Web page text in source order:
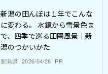
新潟の田んぼは１年でこんな
に変わる。 水鏡から雪景色ま
で、四季で巡る田園風景｜新
潟のつかいかた
新潟県 2026/04/28 PR